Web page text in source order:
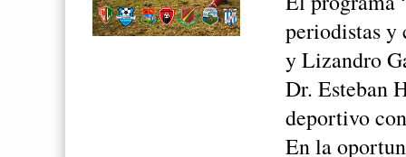
periodistas y
y Lizandro
Dr. Esteban
deportivo
En la